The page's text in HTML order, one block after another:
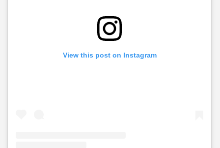
View this post on Instagram